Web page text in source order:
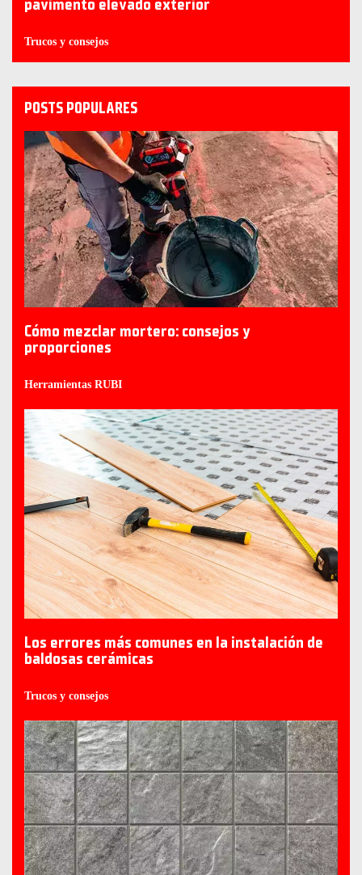
pavimento elevado exterior
Trucos y consejos
POSTS POPULARES
Cómo mezclar mortero: consejos y
proporciones
Herramientas RUBI
Los errores más comunes en la instalación de
baldosas cerámicas
Trucos y consejos